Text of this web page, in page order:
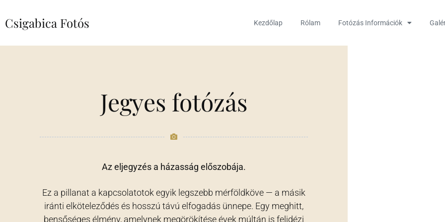
Csigabica Fotós Kezdőlap Rólam Fotózás Információk
Jegyes fotózás
Az eljegyzés a házasság előszobája.
Ez a pillanat a kapcsolatotok egyik legszebb mérföldköve — a másik
iránti elköteleződés és hosszú távú elfogadás ünnepe. Egy meghitt,
bensőséges élmény, amelynek megörökítése évek múltán is felidézi